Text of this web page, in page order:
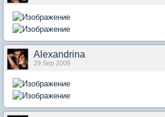
Alexandrina
29 Sep 2009